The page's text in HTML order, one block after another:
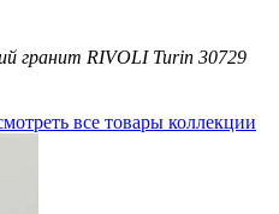
гранит RIVOLI Turin 30729
все товары коллекции